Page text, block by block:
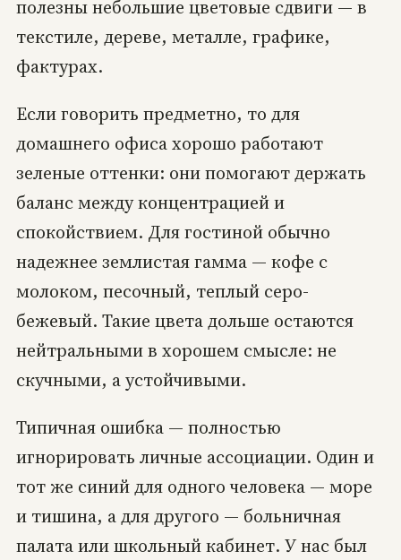
полезны небольшие цветовые сдвиги — в
текстиле, дереве, металле, графике,
фактурах.
Если говорить предметно, то для
домашнего офиса хорошо работают
зеленые оттенки: они помогают держать
баланс между концентрацией и
спокойствием. Для гостиной обычно
надежнее землистая гамма — кофе с
молоком, песочный, теплый серо-
бежевый. Такие цвета дольше остаются
нейтральными в хорошем смысле: не
скучными, а устойчивыми.
Типичная ошибка — полностью
игнорировать личные ассоциации. Один и
тот же синий для одного человека — море
и тишина, а для другого — больничная
палата или школьный кабинет. У нас был